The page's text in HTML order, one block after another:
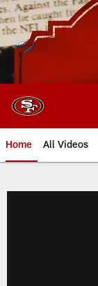
Skip
to
main
content
Home All Videos